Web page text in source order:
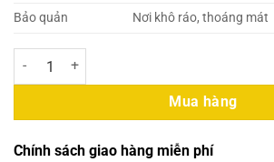
Bảo quản
Nơi khô ráo, thoáng mát
Royaltea – Bột Cake (Bột Trộn Vị Bánh) 1kg
Mua hàng
Chính sách giao hàng miễn phí